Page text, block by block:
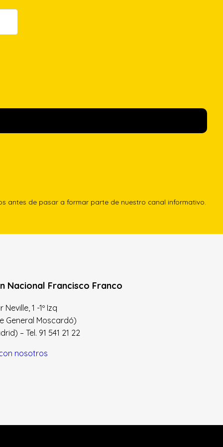
antes de pasar a formar parte de nuestro canal informativo.
Nacional Francisco Franco
1 -1º Izq
General Moscardó)
– Tel. 91 541 21 22
nosotros